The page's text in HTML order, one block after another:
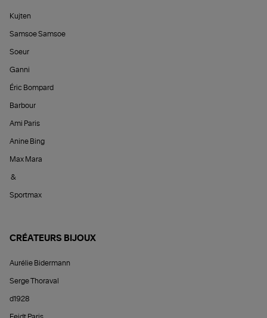
Kujten
Samsoe Samsoe
Soeur
Ganni
Éric Bompard
Barbour
Ami Paris
Anine Bing
Max Mara
&
Sportmax
CRÉATEURS BIJOUX
Aurélie Bidermann
Serge Thoraval
d1928